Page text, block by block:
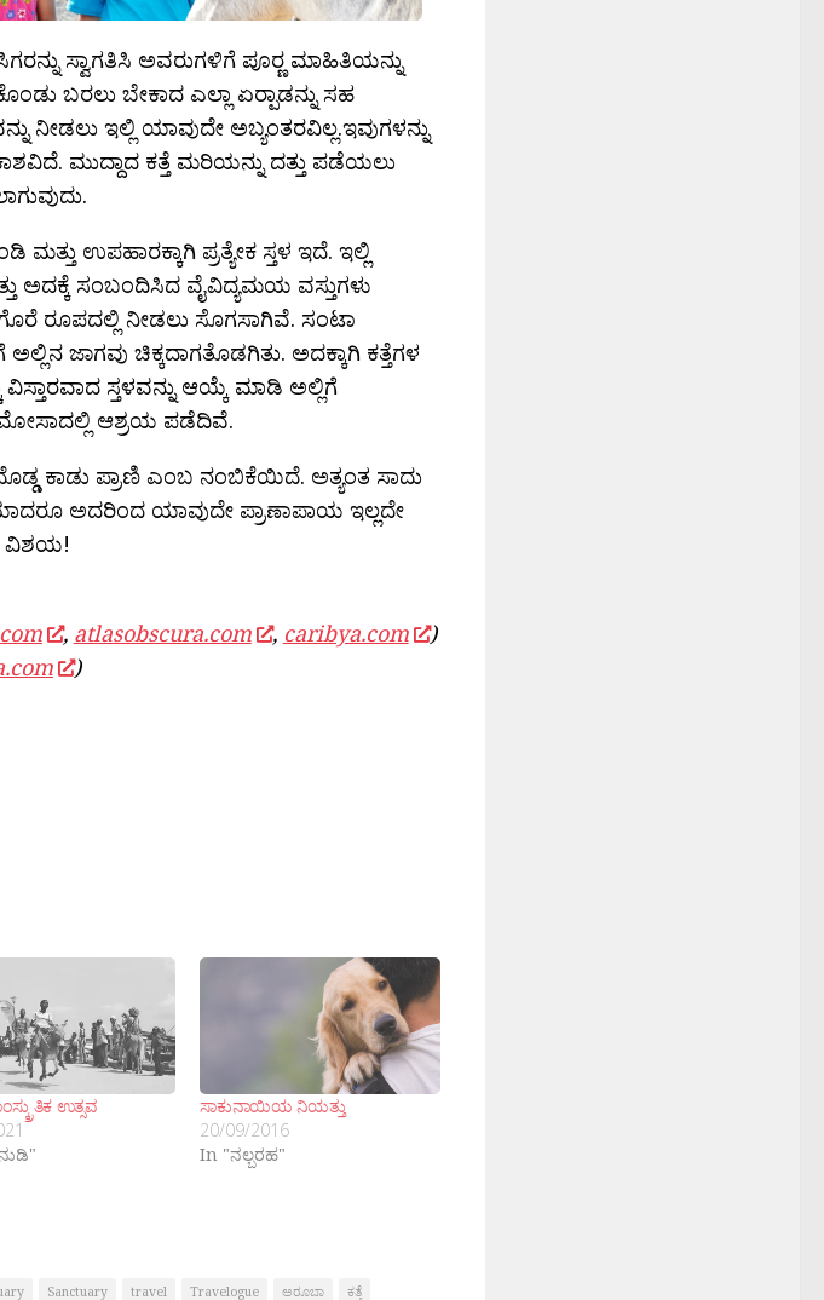
ಸ್ವಾಗತಿಸಿ ಅವರುಗಳಿಗೆ ಪೂರ‍್ಣ ಮಾಹಿತಿಯನ್ನು
ಬರಲು ಬೇಕಾದ ಎಲ್ಲಾ ಏರ‍್ಪಾಡನ್ನು ಸಹ
ನೀಡಲು ಇಲ್ಲಿ ಯಾವುದೇ ಅಬ್ಯಂತರವಿಲ್ಲ.ಇವುಗಳನ್ನು
ಮುದ್ದಾದ ಕತ್ತೆ ಮರಿಯನ್ನು ದತ್ತು ಪಡೆಯಲು
ಮತ್ತು ಉಪಹಾರಕ್ಕಾಗಿ ಪ್ರತ್ಯೇಕ ಸ್ತಳ ಇದೆ. ಇಲ್ಲಿ
ಅದಕ್ಕೆ ಸಂಬಂದಿಸಿದ ವೈವಿದ್ಯಮಯ ವಸ್ತುಗಳು
ರೂಪದಲ್ಲಿ ನೀಡಲು ಸೊಗಸಾಗಿವೆ. ಸಂಟಾ
ಜಾಗವು ಚಿಕ್ಕದಾಗತೊಡಗಿತು. ಅದಕ್ಕಾಗಿ ಕತ್ತೆಗಳ
ಸ್ತಳವನ್ನು ಆಯ್ಕೆ ಮಾಡಿ ಅಲ್ಲಿಗೆ
ಆಶ್ರಯ ಪಡೆದಿವೆ.
ಕಾಡು ಪ್ರಾಣಿ ಎಂಬ ನಂಬಿಕೆಯಿದೆ. ಅತ್ಯಂತ ಸಾದು
ಅದರಿಂದ ಯಾವುದೇ ಪ್ರಾಣಾಪಾಯ ಇಲ್ಲದೇ
ವಿಶಯ!
, atlasobscura.com , caribya.com
)
)
ಉತ್ಸವ
ಸಾಕುನಾಯಿಯ ನಿಯತ್ತು
20/09/2016
In "ನಲ್ಬರಹ"
Sanctuary travel Travelogue ಅರೂಬಾ ಕತ್ತೆ